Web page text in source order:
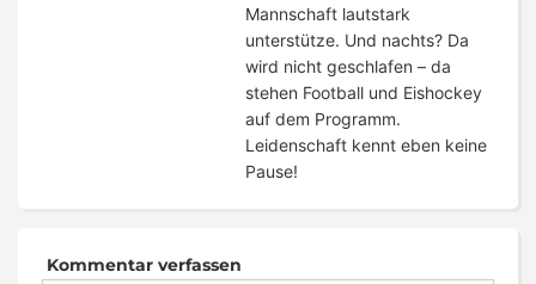
Mannschaft lautstark
unterstütze. Und nachts? Da
wird nicht geschlafen – da
stehen Football und Eishockey
auf dem Programm.
Leidenschaft kennt eben keine
Pause!
Kommentar verfassen